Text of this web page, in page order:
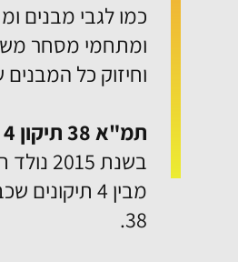
כמו לגבי מבנים
ומתחמי מסחר
וחיזוק כל
תמ"א 38 תיקון 4
מבין 4
38.